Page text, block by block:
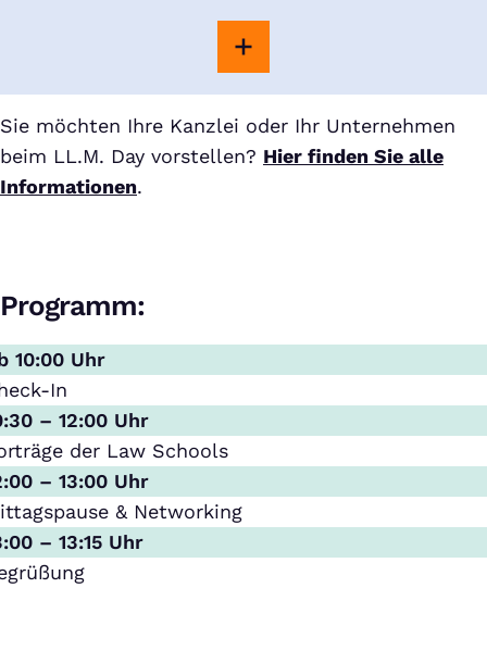
Sie möchten Ihre Kanzlei oder Ihr Unternehmen
beim LL.M. Day vorstellen? Hier finden Sie alle
Informationen.
Programm:
10:00 Uhr
In
– 12:00 Uhr
der Law Schools
– 13:00 Uhr
& Networking
– 13:15 Uhr